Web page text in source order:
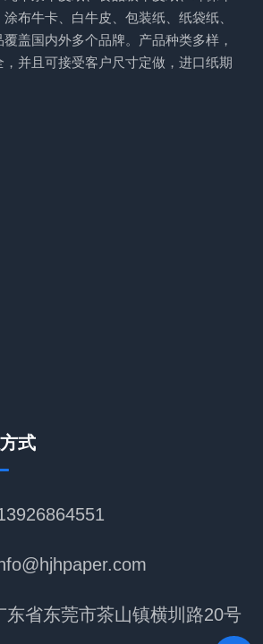
布牛卡、白牛皮、包装纸、纸袋纸、
盖国内外多个品牌。产品种类多样，
，并且可接受客户尺寸定做，进口纸期
式
东省东莞市茶山镇横圳路20号